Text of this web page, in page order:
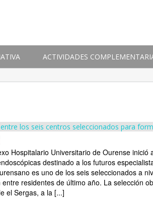
ACTIVIDADES
entre los seis centros seleccionados para
Hospitalario Universitario de Ourense inició
destinado a los futuros
es uno de los seis seleccionados a
entre residentes de último año. La selección
el Sergas, a la [...]